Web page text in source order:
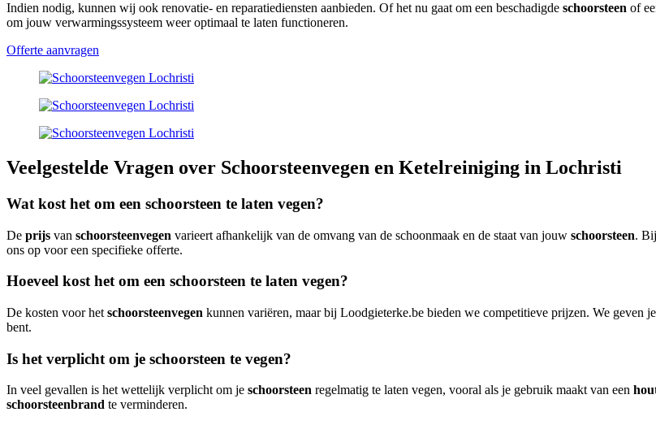
Indien nodig, kunnen wij ook renovatie- en reparatiediensten aanbieden. Of het nu gaat om een beschadigde schoorsteen of
om jouw verwarmingssysteem weer optimaal te laten functioneren.
Offerte aanvragen
Veelgestelde Vragen over Schoorsteenvegen en Ketelreiniging in Lochristi
Wat kost het om een schoorsteen te laten vegen?
De prijs van schoorsteenvegen varieert afhankelijk van de omvang van de schoonmaak en de staat van jouw schoorsteen.
ons op voor een specifieke offerte.
Hoeveel kost het om een schoorsteen te laten vegen?
De kosten voor het schoorsteenvegen kunnen variëren, maar bij Loodgieterke.be bieden we competitieve prijzen. We geven
bent.
Is het verplicht om je schoorsteen te vegen?
In veel gevallen is het wettelijk verplicht om je schoorsteen regelmatig te laten vegen, vooral als je gebruik maakt van een
schoorsteenbrand te verminderen.